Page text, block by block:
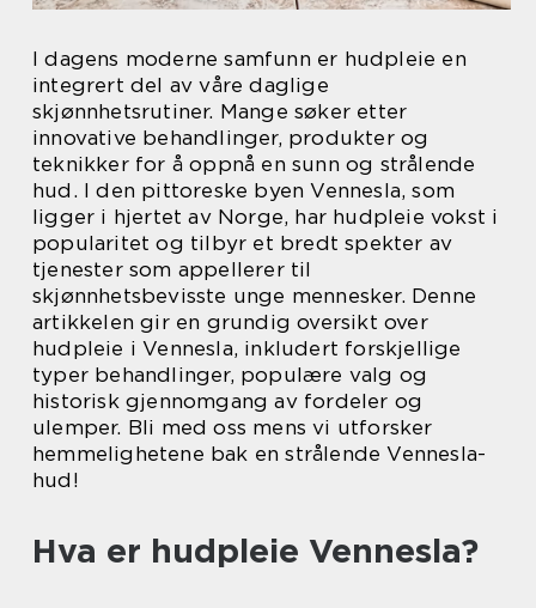
I dagens moderne samfunn er hudpleie en
integrert del av våre daglige
skjønnhetsrutiner. Mange søker etter
innovative behandlinger, produkter og
teknikker for å oppnå en sunn og strålende
hud. I den pittoreske byen Vennesla, som
ligger i hjertet av Norge, har hudpleie vokst i
popularitet og tilbyr et bredt spekter av
tjenester som appellerer til
skjønnhetsbevisste unge mennesker. Denne
artikkelen gir en grundig oversikt over
hudpleie i Vennesla, inkludert forskjellige
typer behandlinger, populære valg og
historisk gjennomgang av fordeler og
ulemper. Bli med oss mens vi utforsker
hemmelighetene bak en strålende Vennesla-
hud!
Hva er hudpleie Vennesla?